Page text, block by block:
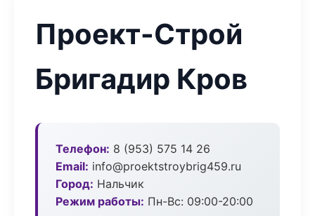
Проект-Строй
Бригадир Кров
Телефон: 8 (953) 575 14 26
Email: info@proektstroybrig459.ru
Город: Нальчик
Режим работы: Пн-Вс: 09:00-20:00